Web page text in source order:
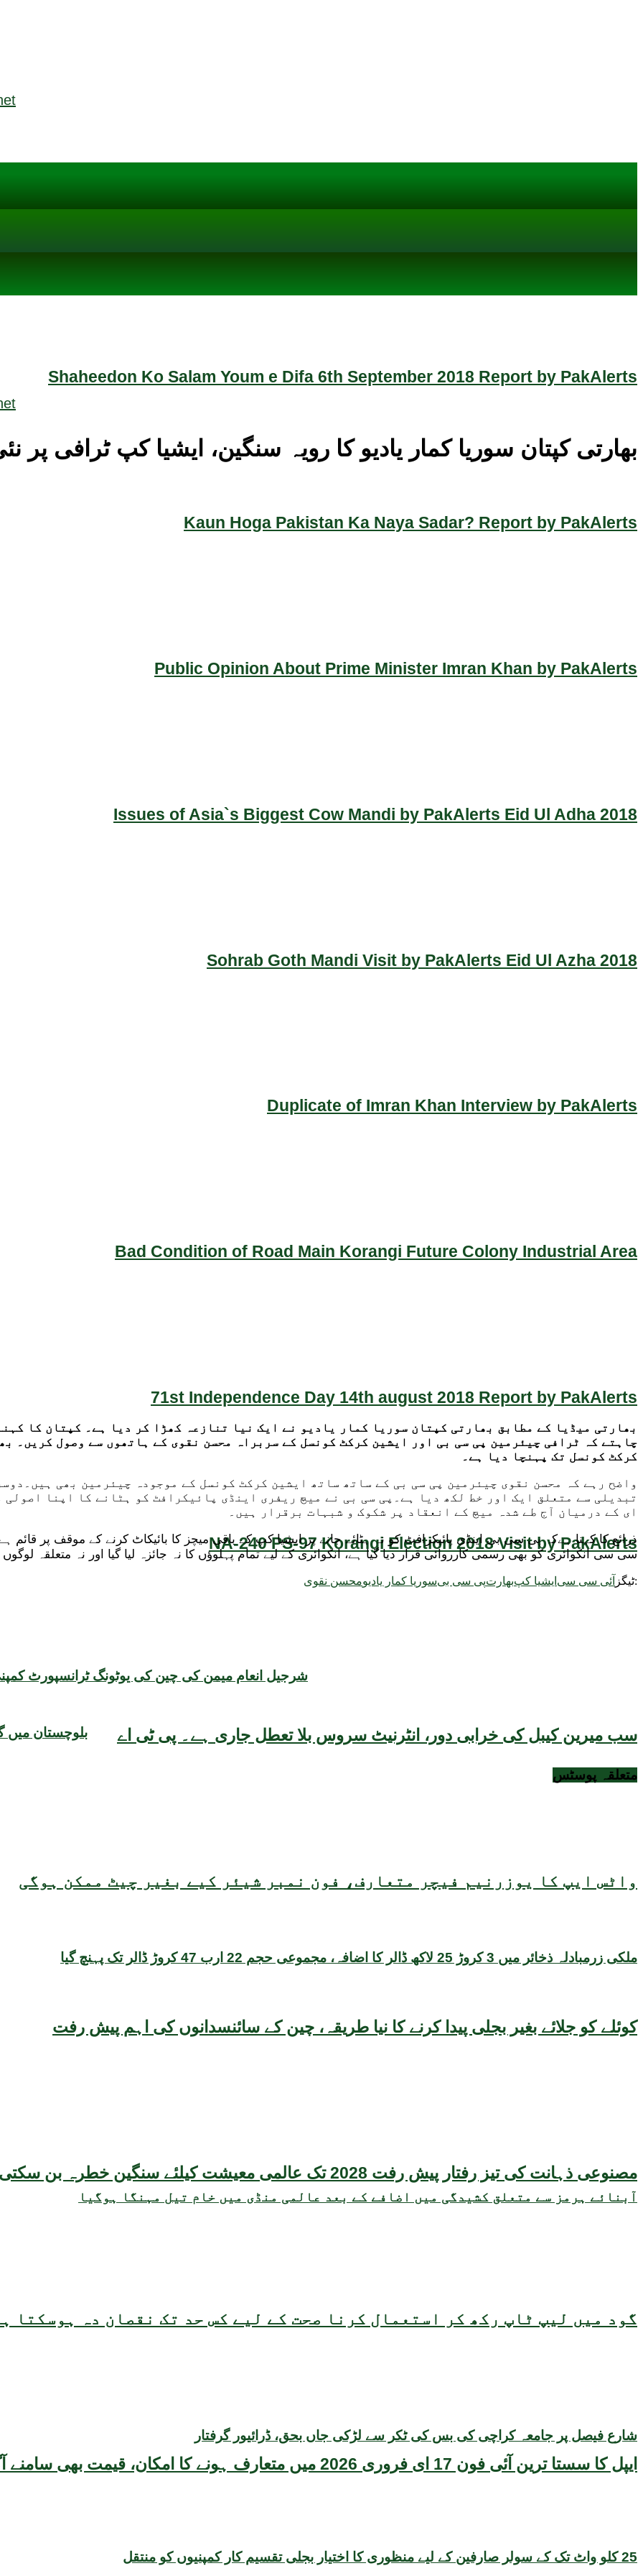
Shaheedon Ko Salam Youm e Difa 6th September 2018 Report by PakAlerts
Kaun Hoga Pakistan Ka Naya Sadar? Report by PakAlerts
Public Opinion About Prime Minister Imran Khan by PakAlerts
Issues of Asia`s Biggest Cow Mandi by PakAlerts Eid Ul Adha 2018
Sohrab Goth Mandi Visit by PakAlerts Eid Ul Azha 2018
Duplicate of Imran Khan Interview by PakAlerts
Bad Condition of Road Main Korangi Future Colony Industrial Area
71st Independence Day 14th august 2018 Report by PakAlerts
NA-240 PS-97 Korangi Election 2018 Visit by PakAlerts
سب میرین کیبل کی خرابی دور، انٹرنیٹ سروس بلا تعطل جاری ہے۔ پی ٹی اے
واٹس ایپ کا یوزرنیم فیچر متعارف، فون نمبر شیئر کیے بغیر چیٹ ممکن ہوگی
کوئلے کو جلائے بغیر بجلی پیدا کرنے کا نیا طریقہ، چین کے سائنسدانوں کی اہم پیش رفت
مصنوعی ذہانت کی تیز رفتار پیش رفت 2028 تک عالمی معیشت کیلئے سنگین خطرہ بن سکتی ہے، نئی تحقیق کا انتباہ
گود میں لیپ ٹاپ رکھ کر استعمال کرنا صحت کے لیے کس حد تک نقصان دہ ہوسکتا
ایپل کا سستا ترین آئی فون 17 ای فروری 2026 میں متعارف ہونے کا امکان، قیمت بھی سامنے آگئی
بھارتی کپتان سوریا کمار یادیو کا رویہ سنگین، ایشیا کپ ٹرافی پر
بھارتی میڈیا کے مطابق بھارتی کپتان سوریا کمار یادیو نے ایک نیا تنازعہ کھڑا کر دیا ہے۔ کپتان کا
چاہتے کہ ٹرافی چیئرمین پی سی بی اور ایشین کرکٹ کونسل کے سربراہ محسن نقوی کے ہاتھوں سے وصول کریں۔
کرکٹ کونسل تک پہنچا دیا ہے۔
واضح رہے کہ محسن نقوی چیئرمین پی سی بی کے ساتھ ساتھ ایشین کرکٹ کونسل کے موجودہ چیئرمین بھی
تبدیلی سے متعلق ایک اور خط لکھ دیا ہے۔پی سی بی نے میچ ریفری اینڈی پائیکرافٹ کو ہٹانے کا اپنا
ای کے درمیان آج طے شدہ میچ کے انعقاد پر شکوک و شبہات برقرار ہیں۔
ذرائع کا کہنا ہےکہ پی سی بی اینڈی پائیکرافٹ کو نہ ہٹائے جانے پر ایشیا کپ کے باقی میچز کا بائیکاٹ کرنے کے موقف پر
سی سی انکوائری کو بھی رسمی کارروائی قرار دیا گیا ہے، انکوائری کے لیے تمام پہلوؤں کا نہ جائزہ لیا گیا اور نہ متعلقہ لوگوں
ٹیگز: آئی سی سی ایشیا کپبھارتپی سی بیسوریا کمار یادیومحسن نقوی
شرجیل انعام میمن کی چین کی یوٹونگ ٹرانسپورٹ
بلوچستان میں
متعلقہ پوسٹس
ملکی زرمبادلہ ذخائر میں 3 کروڑ 25 لاکھ ڈالر کا اضافہ، مجموعی حجم 22 ارب 47 کروڑ ڈالر تک پہنچ گیا
آبنائے ہرمز سے متعلق کشیدگی میں اضافے کے بعد عالمی منڈی میں خام تیل مہنگا ہوگیا
شارع فیصل پر جامعہ کراچی کی بس کی ٹکر سے لڑکی جاں بحق، ڈرائیور گرفتار
25 کلو واٹ تک کے سولر صارفین کے لیے منظوری کا اختیار بجلی تقسیم کار کمپنیوں کو منتقل